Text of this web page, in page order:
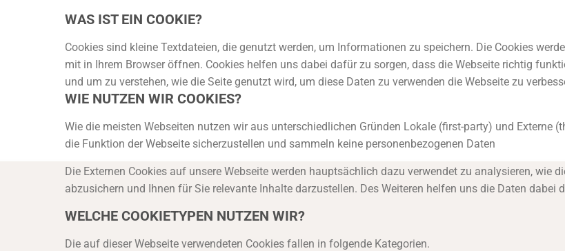
WAS IST EIN COOKIE?
Cookies sind kleine Textdateien, die genutzt werden, um Informationen zu speichern. Die Cookies
mit in Ihrem Browser öffnen. Cookies helfen uns dabei dafür zu sorgen, dass die Webseite richtig
und um zu verstehen, wie die Seite genutzt wird, um diese Daten zu verwenden die Webseite zu
WIE NUTZEN WIR COOKIES?
Wie die meisten Webseiten nutzen wir aus unterschiedlichen Gründen Lokale (first-party) und Externe
die Funktion der Webseite sicherzustellen und sammeln keine personenbezogenen Daten
Die Externen Cookies auf unsere Webseite werden hauptsächlich dazu verwendet zu analysieren, wie
abzusichern und Ihnen für Sie relevante Inhalte darzustellen. Des Weiteren helfen uns die Daten dabei
WELCHE COOKIETYPEN NUTZEN WIR?
Die auf dieser Webseite verwendeten Cookies fallen in folgende Kategorien.